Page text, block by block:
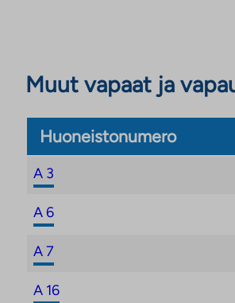
Muut vapaat ja
Huoneistonumero
A 3
A 6
A 7
A 16